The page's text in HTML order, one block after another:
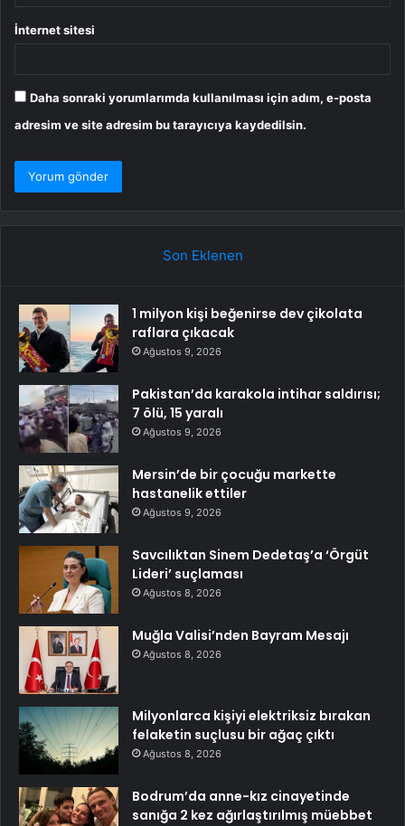
İnternet sitesi
Daha sonraki yorumlarımda kullanılması için adım, e-posta
adresim ve site adresim bu tarayıcıya kaydedilsin.
Son Eklenen
1 milyon kişi beğenirse dev çikolata
raflara çıkacak
Ağustos 9, 2026
Pakistan’da karakola intihar saldırısı;
7 ölü, 15 yaralı
Ağustos 9, 2026
Mersin’de bir çocuğu markette
hastanelik ettiler
Ağustos 9, 2026
Savcılıktan Sinem Dedetaş’a ‘Örgüt
Lideri’ suçlaması
Ağustos 8, 2026
Muğla Valisi’nden Bayram Mesajı
Ağustos 8, 2026
Milyonlarca kişiyi elektriksiz bırakan
felaketin suçlusu bir ağaç çıktı
Ağustos 8, 2026
Bodrum’da anne-kız cinayetinde
sanığa 2 kez ağırlaştırılmış müebbet